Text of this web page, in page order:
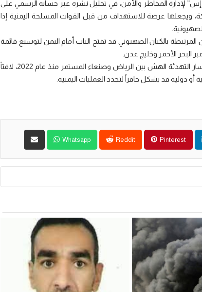
لإدارة المخاطر والأمن، في تحليل نشره عبر حسابه الرسمي على
ويجعلها عرضة للاستهداف من قبل القوات المسلحة اليمنية إذا
بالكيان الصهيوني قد تفتح الباب أمام اليمن لتوسيع قائمة
البحر الأحمر وخليج عدن.
وأشار الخبير الإستراتيجي إلى أن هذا التطور يحمل مخاطر على مسار التهدئة الهش بين الرياض وصنعاء المستمر منذ عام 2022، لافتاً
دولية قد يشكل حافزاً لتجدد العمليات اليمنية.
Pinterest
Reddit
Whatsapp